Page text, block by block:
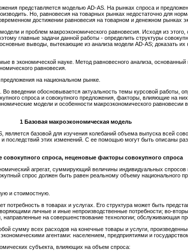
представляется моделью AD-AS. На рынках спроса и
Но, равновесия на товарных рынках недостаточно для
достижении равновесия на товарном и денежном рынках
и проблем макроэкономического равновесия. Исходя из
главные задачи данной работы - определить структуры
выводы, вытекающие из анализа модели AD-AS; доказать
в экономической науке. Метод равновесного анализа, основанный
равновесия.
на национальном рынке.
Во введении обосновывается актуальность темы курсовой работы,
спроса и совокупного предложения, факторы, влияющие на
модели и особенности макроэкономического
1 Базовая макроэкономическая модель
базовой для изучения колебаний объема выпуска всей
последствий этих изменений. С ее помощью могут быть описаны
совокупного спроса, неценовые факторы совокупногоспроса
агрегат, суммирующий величины индивидуальных
спрос должен быть равен реальному объему национального
и стоимостную.
потребность в товарах и услугах. Его структура может быть
личные и иные непроизводственные потребности; во-
направленные на совершенствование технологии; обслуживающая
сумму всех расходов на конечные товары и услуги,
агентами: населением, предприятиями и
субъекта, влияющих на объем спроса: